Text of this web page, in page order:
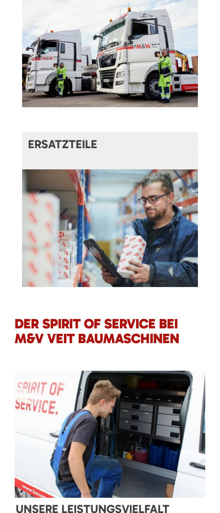
ERSATZTEILE
DER SPIRIT OF SERVICE BEI
M&V VEIT BAUMASCHINEN
UNSERE LEISTUNGSVIELFALT